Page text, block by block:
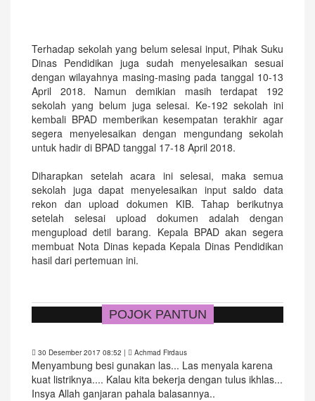
Terhadap sekolah yang belum selesai input, Pihak Suku
Dinas Pendidikan juga sudah menyelesaikan sesuai
dengan wilayahnya masing-masing pada tanggal 10-13
April 2018. Namun demikian masih terdapat 192
sekolah yang belum juga selesai. Ke-192 sekolah ini
kembali BPAD memberikan kesempatan terakhir agar
segera menyelesaikan dengan mengundang sekolah
untuk hadir di BPAD tanggal 17-18 April 2018.
Diharapkan setelah acara ini selesai, maka semua
sekolah juga dapat menyelesaikan input saldo data
rekon dan upload dokumen KIB. Tahap berikutnya
setelah selesai upload dokumen adalah dengan
mengupload detil barang. Kepala BPAD akan segera
membuat Nota Dinas kepada Kepala Dinas Pendidikan
hasil dari pertemuan ini.
POJOK PANTUN
30 Desember 2017 08:52 | Achmad Firdaus
Menyambung besi gunakan las... Las menyala karena
kuat listriknya.... Kalau kita bekerja dengan tulus ikhlas...
Insya Allah ganjaran pahala balasannya..